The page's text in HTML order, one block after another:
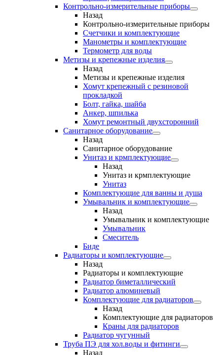
Контрольно-измерительные приборы
Назад
Контрольно-измерительные приборы
Счетчики и комплектующие
Манометры и комплектующие
Термометр для воды
Метизы и крепежные изделия
Назад
Метизы и крепежные изделия
Хомут крепежный с резиновой
прокладкой
Болт, гайка, шайба
Анкер, шпилька
Хомут ремонтный двухсторонний
Санитарное оборудование
Назад
Санитарное оборудование
Унитаз и крмплектующие
Назад
Унитаз и крмплектующие
Унитаз
Комплектующие для ванны и душа
Умывальник и комплектующие
Назад
Умывальник и комплектующие
Умывальник
Смеситель
Биде
Радиаторы и комплектующие
Назад
Радиаторы и комплектующие
Радиатор биметаллический
Радиатор алюминевый
Комплектующие для радиаторов
Назад
Комплектующие для радиаторов
Краны для радиаторов
Радиатор чугунный
Труба ПЭ для хол.воды и фитинги
Назад